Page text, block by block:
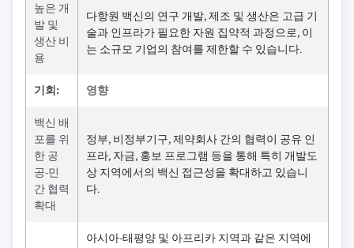
높은 개
발 및
생산 비
용
다항원 백신의 연구 개발, 제조 및 생산은 고급 기
술과 인프라가 필요한 자원 집약적 과정으로, 이
는 소규모 기업의 참여를 제한할 수 있습니다.
기회: 영향
백신 배
포를 위
한 공
공-민
간 협력
확대
정부, 비정부기구, 제약회사 간의 협력이 공유 인
프라, 자금, 홍보 프로그램 등을 통해 특히 개발도
상 지역에서의 백신 접근성을 확대하고 있습니
다.
아시아-태평양 및 아프리카 지역과 같은 지역에